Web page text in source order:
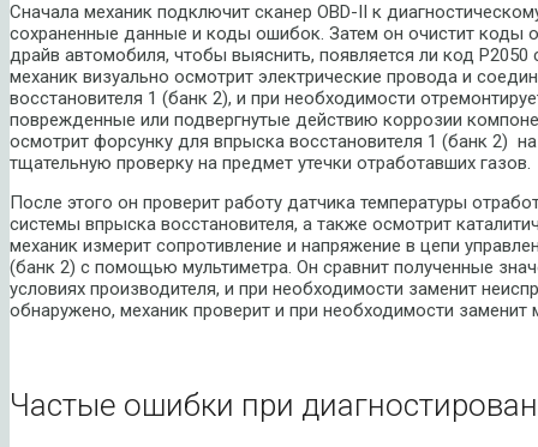
Сначала механик подключит сканер OBD-II к
сохраненные данные и коды ошибок. Затем он очистит коды
драйв автомобиля, чтобы выяснить, появляется ли код
механик визуально осмотрит электрические провода и
восстановителя 1 (банк 2), и при необходимости
поврежденные или подвергнутые действию коррозии
осмотрит форсунку для впрыска восстановителя 1 (банк 2)
тщательную проверку на предмет утечки отработавших газов.
После этого он проверит работу датчика температуры
системы впрыска восстановителя, а также осмотрит
механик измерит сопротивление и напряжение в цепи
(банк 2) с помощью мультиметра. Он сравнит полученные
условиях производителя, и при необходимости заменит
обнаружено, механик проверит и при необходимости заменит
Частые ошибки при